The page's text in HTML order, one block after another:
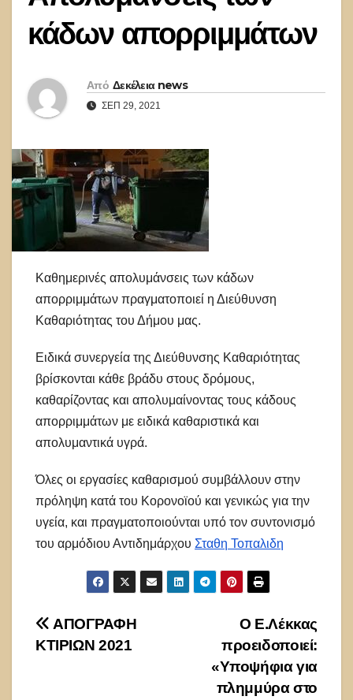
κάδων απορριμμάτων
Από Δεκέλεια news
ΣΕΠ 29, 2021
Καθημερινές απολυμάνσεις των κάδων
απορριμμάτων πραγματοποιεί η Διεύθυνση
Καθαριότητας του Δήμου μας.
Ειδικά συνεργεία της Διεύθυνσης Καθαριότητας
βρίσκονται κάθε βράδυ στους δρόμους,
καθαρίζοντας και απολυμαίνοντας τους κάδους
απορριμμάτων με ειδικά καθαριστικά και
απολυμαντικά υγρά.
Όλες οι εργασίες καθαρισμού συμβάλλουν στην
πρόληψη κατά του Κορονοϊού και γενικώς για την
υγεία, και πραγματοποιούνται υπό τον συντονισμό
του αρμόδιου Αντιδημάρχου Σταθη Τοπαλιδη
Πλοήγηση
Ο Ε.Λέκκας
προειδοποιεί:
«Υποψήφια για
πλημμύρα στο
ΑΠΟΓΡΑΦΗ
ΚΤΙΡΙΩΝ 2021